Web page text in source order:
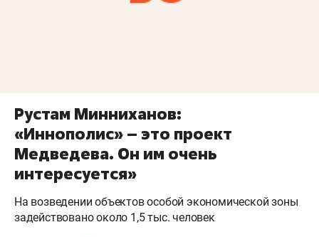
Рустам Минниханов:
«Иннополис» – это проект
Медведева. Он им очень
интересуется»
На возведении объектов особой экономической зоны
задействовано около 1,5 тыс. человек